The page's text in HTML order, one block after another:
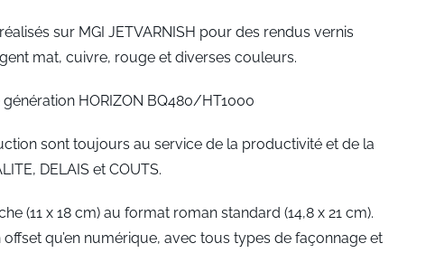
sur MGI JETVARNISH pour des rendus vernis
mat, cuivre, rouge et diverses couleurs.
HORIZON BQ480/HT1000
sont toujours au service de la productivité et de la
DELAIS et COUTS.
(11 x 18 cm) au format roman standard (14,8 x 21 cm).
qu’en numérique, avec tous types de façonnage et